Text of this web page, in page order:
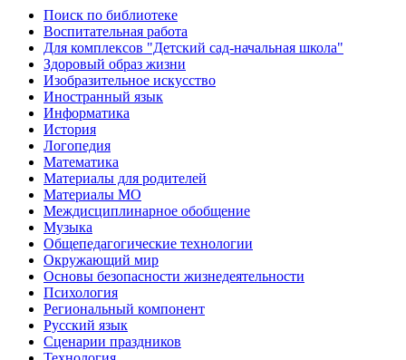
Поиск по библиотеке
Воспитательная работа
Для комплексов "Детский сад-начальная школа"
Здоровый образ жизни
Изобразительное искусство
Иностранный язык
Информатика
История
Логопедия
Математика
Материалы для родителей
Материалы МО
Междисциплинарное обобщение
Музыка
Общепедагогические технологии
Окружающий мир
Основы безопасности жизнедеятельности
Психология
Региональный компонент
Русский язык
Сценарии праздников